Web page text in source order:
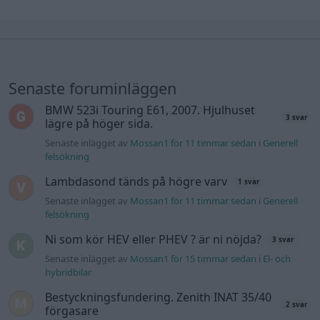
Senaste foruminläggen
BMW 523i Touring E61, 2007. Hjulhuset
lägre på höger sida.
3 svar
Senaste inlägget av Mossan1 för 11 timmar sedan i Generell
felsökning
Lambdasond tänds på högre varv 1 svar
Senaste inlägget av Mossan1 för 11 timmar sedan i Generell
felsökning
Ni som kör HEV eller PHEV ? är ni nöjda? 3 svar
Senaste inlägget av Mossan1 för 15 timmar sedan i El- och
hybridbilar
Bestyckningsfundering. Zenith INAT 35/40
förgasare
2 svar